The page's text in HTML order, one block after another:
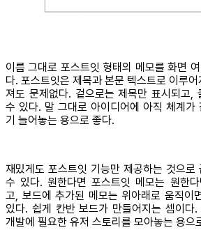
이름 그대로 포스트잇 형태의 메모를 화면
다. 포스트잇은 제목과 본문 텍스트로 이루
져도 문제없다. 겉으로는 제목만 표시되고,
수 있다. 말 그대로 아이디어에 아직 체계가
기 늘어놓는 용으로 좋다.
재밌게도 포스트잇 기능만 제공하는 것으로
수 있다. 원한다면 포스트잇 메모는 원한
고, 보드에 추가된 메모는 위아래로 움직이
있다. 쉽게 칸반 보드가 만들어지는 셈이다
개발에 필요한 유저 스토리를 모아놓는 용으